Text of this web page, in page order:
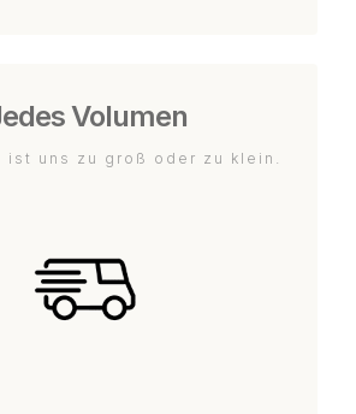
Volumen
ist uns zu groß oder zu klein.